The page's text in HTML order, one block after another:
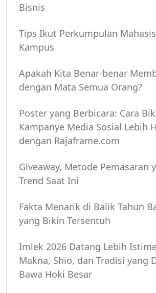
Bisnis
Tips Ikut Perkumpulan
Kampus
Apakah Kita Benar-benar
dengan Mata Semua Orang?
Poster yang Berbicara: Cara
Kampanye Media Sosial Lebih
dengan Rajaframe.com
Giveaway, Metode Pemasaran
Trend Saat Ini
Fakta Menarik di Balik Tahun
yang Bikin Tersentuh
Imlek 2026 Datang Lebih
Makna, Shio, dan Tradisi yang
Bawa Hoki Besar